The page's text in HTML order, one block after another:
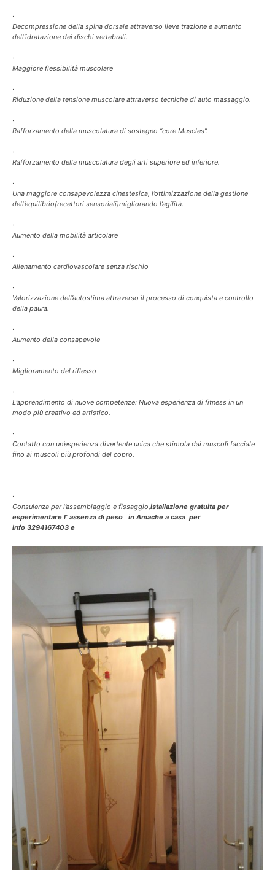
·
Decompressione della spina dorsale attraverso lieve trazione e aumento
dell’idratazione dei dischi vertebrali.
·
Maggiore flessibilità muscolare
·
Riduzione della tensione muscolare attraverso tecniche di auto massaggio.
·
Rafforzamento della muscolatura di sostegno “core Muscles”.
·
Rafforzamento della muscolatura degli arti superiore ed inferiore.
·
Una maggiore consapevolezza cinestesica, l’ottimizzazione della gestione
dell’equilibrio(recettori sensoriali)migliorando l’agilità.
·
Aumento della mobilità articolare
·
Allenamento cardiovascolare senza rischio
·
Valorizzazione dell’autostima attraverso il processo di conquista e controllo
della paura.
·
Aumento della consapevole
·
Miglioramento del riflesso
·
L’apprendimento di nuove competenze: Nuova esperienza di fitness in un
modo più creativo ed artistico.
·
Contatto con un’esperienza divertente unica che stimola dai muscoli facciale
fino ai muscoli più profondi del copro.
·
Consulenza per l’assemblaggio e fissaggio, istallazione gratuita per
esperimentare l’ assenza di peso in Amache a casa per
info 3294167403 e